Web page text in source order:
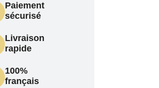
Paiement
sécurisé
Livraison
rapide
100%
français